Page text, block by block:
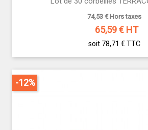
74,53 € Hors taxes
65,59€ HT
soit 78,71 € TTC
-12%